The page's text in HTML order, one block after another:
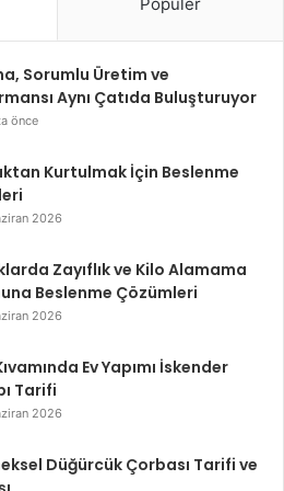
Sorumlu Üretim ve
Aynı Çatıda Buluşturuyor
önce
Kurtulmak İçin Beslenme
2026
Zayıflık ve Kilo Alamama
Beslenme Çözümleri
2026
Ev Yapımı İskender
Tarifi
2026
Düğürcük Çorbası Tarifi ve